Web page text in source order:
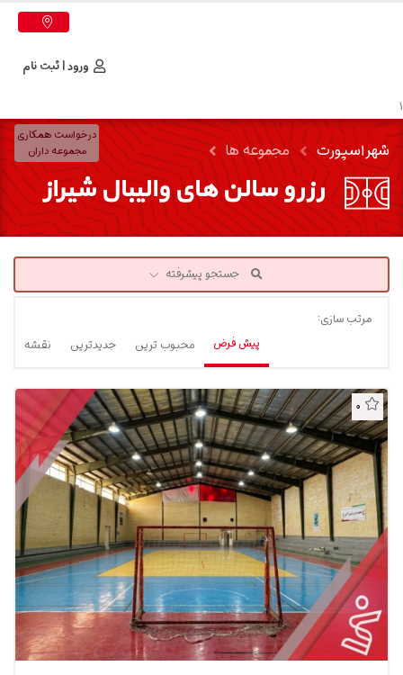
ورود | ثبت نام
1
رزرو سالن های والیبال شیراز
شهر اسپورت مجموعه ها
درخواست همکاری
مجموعه داران
مرتب سازی:
پیش فرض
محبوب ترین جدیدترین نقشه
0